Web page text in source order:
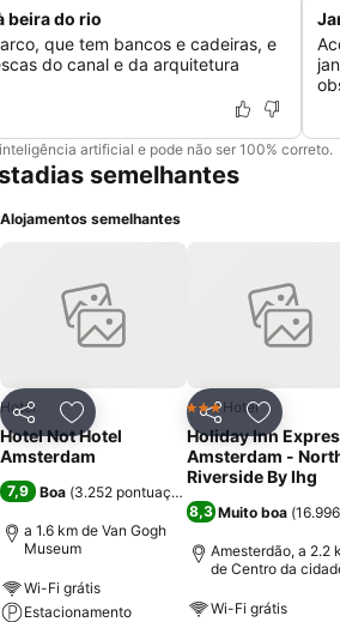
beira do rio
que tem bancos e cadeiras, e
do canal e da arquitetura
artificial e pode não ser 100% correto.
semelhantes
Alojamentos semelhantes
PartilharAdicionar aos favoritos
Hotel
Hotel Not Hotel
Amsterdam
7,9 Boa (3.252 pontuações
a 1.6 km de Van Gogh
Museum
Wi-Fi grátis
Estacionamento
Partilhar
3 Estrelas
Hotel
Holiday Inn
Amsterdam -
Riverside By Ihg
8,3 Muito boa (
Amesterdão, a 2.2
de Centro da
Wi-Fi grátis